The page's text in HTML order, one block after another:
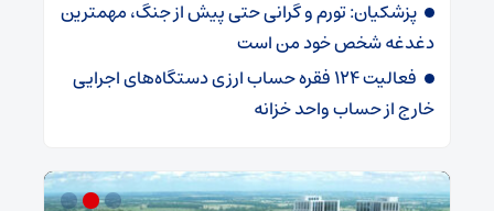
پزشکیان: تورم و گرانی حتی پیش از جنگ، مهمترین
دغدغه شخص خود من است
فعالیت ۱۲۴ فقره حساب ارزی دستگاه‌های اجرایی
خارج از حساب واحد خزانه